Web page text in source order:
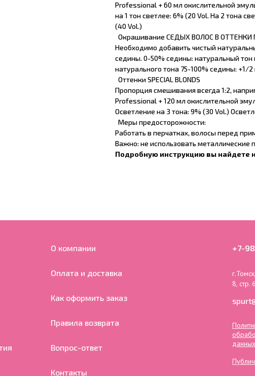
Professional + 60 мл окислительной
на 1 тон светлее: 6% (20 Vol. На 2 тона
(40 Vol.)
Окрашивание СЕДЫХ ВОЛОС В ОТТЕНКИ
Необходимо добавить чистый
седины. 0-50% седины: натуральный
натурального тона 75-100% седины: +1/
Оттенки SPECIAL BLONDS
Пропорция смешивания всегда 1:2,
Professional + 120 мл окислительной
Осветление на 3 тона: 9% (30 Vol.)
Меры предосторожности:
Работать в перчатках, волосы перед
Важно: не использовать
Подробную инструкцию вы найдете
О компании
Оплата и доставка
Как оформить заказ
Правила возврата
Вопрос-ответ
Контакты
+7-
8, стр. 6
данных